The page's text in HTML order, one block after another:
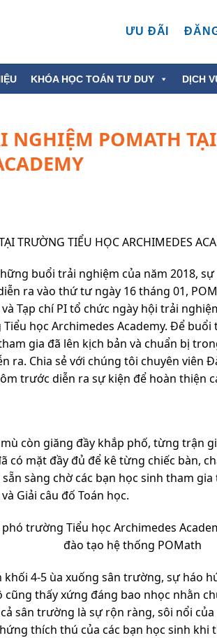
ƯU ĐÃI
KHÓA HỌC TOÁN TƯ DUY DỊCH
NGHIỆM POMATH
TRƯỜNG TIỂU HỌC ARCHIMEDES
buổi trải nghiệm của năm 2018,
ra vào thứ tư ngày 16 tháng 01,
Tạp chí PI tổ chức ngày hội trải
học Archimedes Academy. Để
gia đã lên kịch bản và chuẩn bị
ra. Chia sẻ với chúng tôi chuyên viên
trước diễn ra sự kiện để hoàn thiện
còn giăng đầy khắp phố, từng trận
có mặt đầy đủ để kê từng chiếc bàn,
sàng chờ các bạn học sinh tham
Giải câu đố Toán học.
trường Tiểu học Archimedes
đào tạo hệ thống POMath
khối 4-5 ùa xuống sân trường, sự háo
cũng thấy xứng đáng bao nhọc nhằn
sân trường là sự rộn ràng, sôi nổi
hứng thích thú của các bạn học sinh